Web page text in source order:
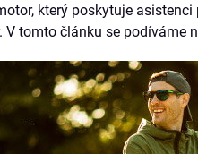
který poskytuje
V tomto článku se podíváme